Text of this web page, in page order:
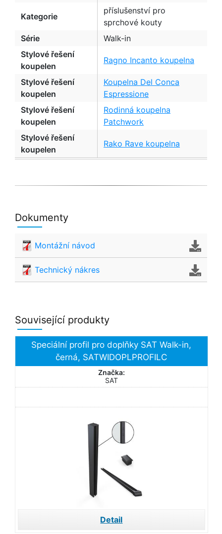
Kategorie
příslušenství pro
sprchové kouty
Série
Walk-in
Stylové řešení
koupelen
Ragno Incanto koupelna
Stylové řešení
koupelen
Koupelna Del Conca
Espressione
Stylové řešení
koupelen
Rodinná koupelna
Patchwork
Stylové řešení
koupelen
Rako Rave koupelna
Dokumenty
Montážní návod
Technický nákres
Související produkty
Speciální profil pro doplňky SAT Walk-in,
černá, SATWIDOPLPROFILC
Značka:
SAT
Detail